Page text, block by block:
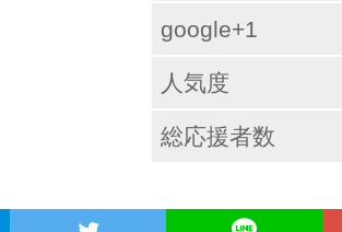
google+1
人気度
総応援者数